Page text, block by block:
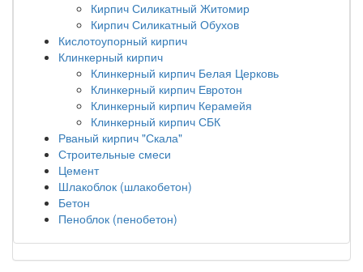
Кирпич Силикатный Житомир
Кирпич Силикатный Обухов
Кислотоупорный кирпич
Клинкерный кирпич
Клинкерный кирпич Белая Церковь
Клинкерный кирпич Евротон
Клинкерный кирпич Керамейя
Клинкерный кирпич СБК
Рваный кирпич "Скала"
Строительные смеси
Цемент
Шлакоблок (шлакобетон)
Бетон
Пеноблок (пенобетон)